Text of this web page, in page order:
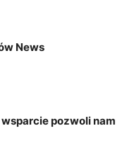
News
pozwoli nam